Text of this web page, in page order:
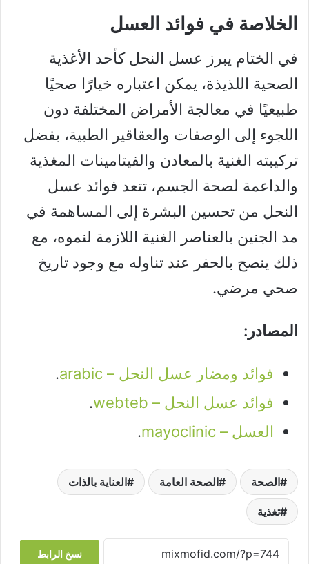
الخلاصة في فوائد العسل
في الختام يبرز عسل النحل كأحد الأغذية
الصحية اللذيذة، يمكن اعتباره خيارًا صحيًا
طبيعيًا في معالجة الأمراض المختلفة دون
اللجوء إلى الوصفات والعقاقير الطبية، بفضل
تركيبته الغنية بالمعادن والفيتامينات المغذية
والداعمة لصحة الجسم، تتعد فوائد عسل
النحل من تحسين البشرة إلى المساهمة في
مد الجنين بالعناصر الغنية اللازمة لنموه، مع
ذلك ينصح بالحفر عند تناوله مع وجود تاريخ
صحي مرضي.
المصادر:
فوائد ومضار عسل النحل – arabic
.
فوائد عسل النحل – webteb
.
العسل – mayoclinic
.
الصحة الصحة العامة العناية بالذات
تغذية
نسخ الرابط